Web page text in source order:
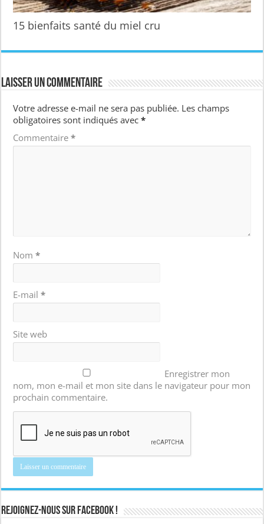
15 bienfaits santé du miel cru
Laisser un commentaire
Votre adresse e-mail ne sera pas publiée. Les champs
obligatoires sont indiqués avec*
Commentaire*
Nom*
E-mail*
Site web
Enregistrer mon
nom, mon e-mail et mon site dans le navigateur pour mon
prochain commentaire.
Rejoignez-nous sur Facebook !